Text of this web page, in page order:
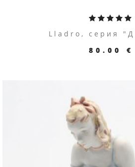
Lladro, серия
80.00 €